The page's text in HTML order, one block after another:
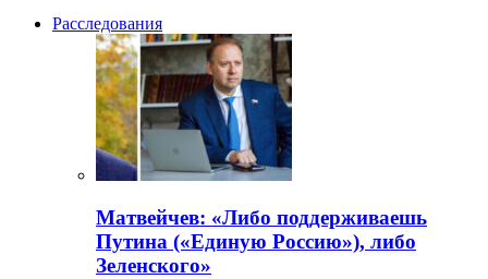
Расследования
Матвейчев: «Либо поддерживаешь
Путина («Единую Россию»), либо
Зеленского»